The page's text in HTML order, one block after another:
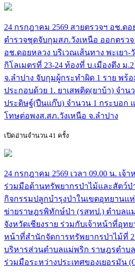
24 กรกฎาคม 2569 สายตรวจฯ อช.ด
ตำรวจชุดจับกุมสภ.วังเหนือ ออกตรว
อช.ดอยหลวง บริเวณเส้นทาง พะเยา-
กิโลเมตรที่ 23-24 ท้องที่ บ.เมืองตึง ม
จ.ลำปาง จับกุมผู้กระทำผิด 1 ราย พร้
ประกอบด้วย 1. ยาเสพติด(ยาบ้า) จำน
ประดิษฐ์(ปืนแก๊บ) จำนวน 1 กระบอก
โทษต่อพงส.สภ.วังเหนือ จ.ลำปาง
เปิดอ่านจำนวน 41 ครั้ง
24 กรกฎาคม 2569 เวลา 09.00 น. เ
ร่วมมือด้านทรัพยากรป่าไม้และสัตว์ป่
กิจกรรมปลูกบำรุงป่าในเขตอุทยานแ
ข่ายราษฎรพิทักษ์ป่า (รสทป.) ตำบลแ
จังหวัดเชียงราย ร่วมกับเจ้าหน้าที่อุท
หน้าที่สำนักจัดการทรัพยากรป่าไม้ที่ 2
บริหารส่วนตำบลแม่พริก ราษฎรตำบ
ร่วมมือระหว่างประเทศของเยอรมัน